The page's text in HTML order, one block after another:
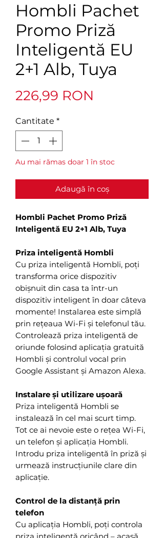
Hombli Pachet
Promo Priză
Inteligentă EU
2+1 Alb, Tuya
226,99 RON
Cantitate *
Au mai rămas doar 1 în stoc
Adaugă în coș
Hombli Pachet Promo Priză
Inteligentă EU 2+1 Alb, Tuya
Priza inteligentă Hombli
Cu priza inteligentă Hombli, poți
transforma orice dispozitiv
obișnuit din casa ta într-un
dispozitiv inteligent în doar câteva
momente! Instalarea este simplă
prin rețeaua Wi-Fi și telefonul tău.
Controlează priza inteligentă de
oriunde folosind aplicația gratuită
Hombli și controlul vocal prin
Google Assistant și Amazon Alexa.
Instalare și utilizare ușoară
Priza inteligentă Hombli se
instalează în cel mai scurt timp.
Tot ce ai nevoie este o rețea Wi-Fi,
un telefon și aplicația Hombli.
Introdu priza inteligentă în priză și
urmează instrucțiunile clare din
aplicație.
Control de la distanță prin
telefon
Cu aplicația Hombli, poți controla